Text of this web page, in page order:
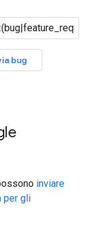
bug
inviare
per gli